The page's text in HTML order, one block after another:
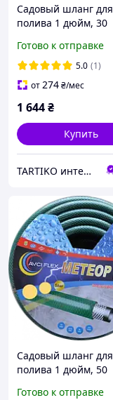
Садовый шланг для
полива 1 дюйм, 30
Готово к отправке
5.0 (1)
от274₴/мес
1 644₴
Купить
TARTIKO интернет магазин для дома и дачи
Садовый шланг для
полива 1 дюйм, 50
Готово к отправке